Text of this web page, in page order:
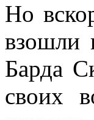
Но
взошли
Барда
своих